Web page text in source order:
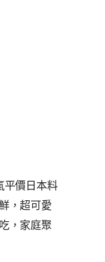
平價日本料
，超可愛
，家庭聚